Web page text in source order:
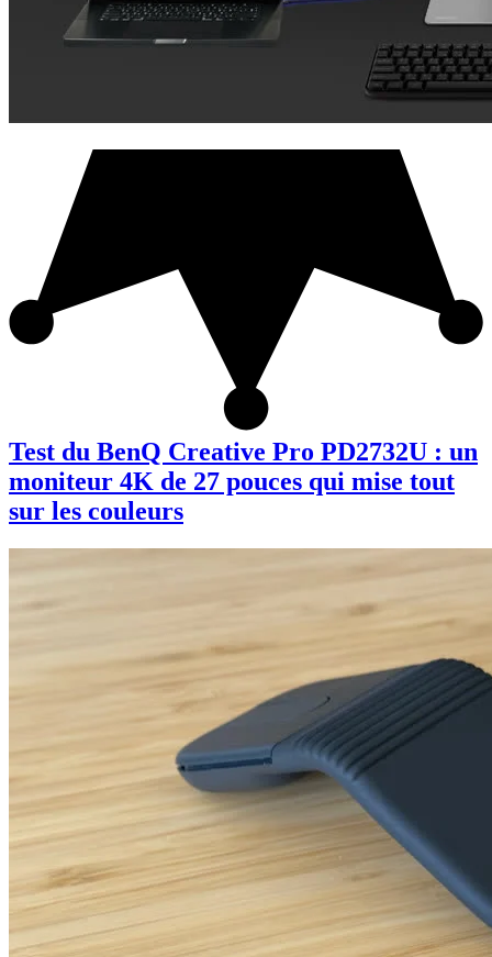
Test du BenQ Creative Pro PD2732U : un
moniteur 4K de 27 pouces qui mise tout
sur les couleurs